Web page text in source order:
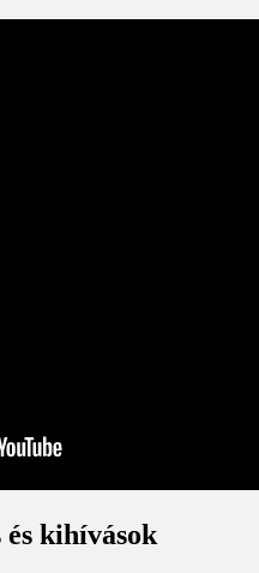
kihívások